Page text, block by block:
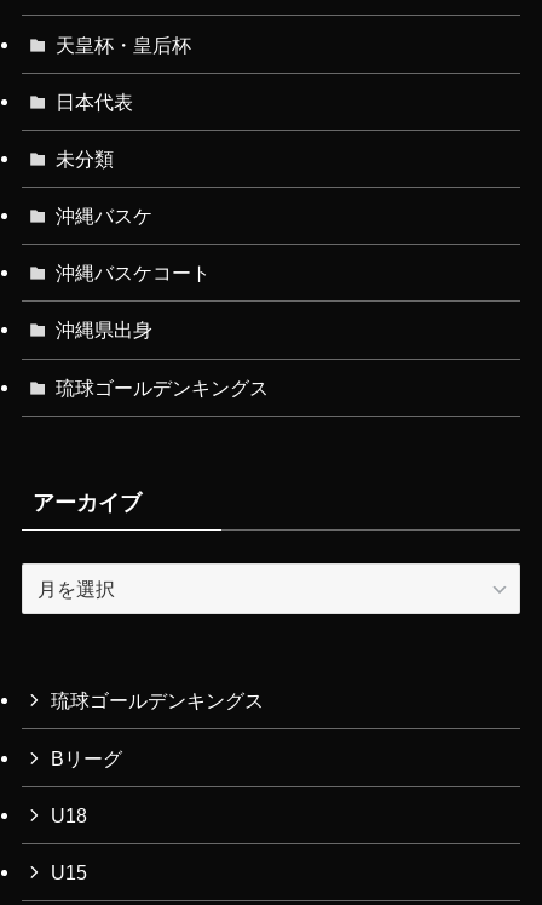
天皇杯・皇后杯
日本代表
未分類
沖縄バスケ
沖縄バスケコート
沖縄県出身
琉球ゴールデンキングス
アーカイブ
ー
ブ
琉球ゴールデンキングス
Bリーグ
U18
U15